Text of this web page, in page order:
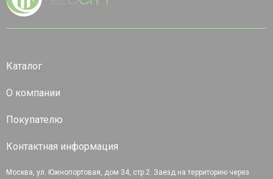
Каталог
О компании
Покупателю
Контактная информация
Москва, ул. Южнопортовая, дом 34, стр.2. Заезд на территорию через